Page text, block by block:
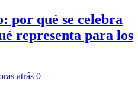
por qué se celebra
representa para los
atrás 0